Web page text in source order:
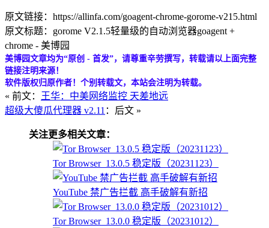
原文链接：https://allinfa.com/goagent-chrome-gorome-v215.html
原文标题：gorome V2.1.5轻量级的自动浏览器goagent +
chrome - 美博园
美博园文章均为“原创 - 首发”，请尊重辛劳撰写，转载请以上面完整
链接注明来源！
软件版权归原作者！个别转载文，本站会注明为转载。
« 前文：
王华：中美网络监控 天差地远
超级大傻瓜代理器 v2.11 ：后文 »
关注更多相关文章：
Tor Browser_13.0.5 稳定版（20231123）
YouTube 禁广告拦截 高手破解有新招
Tor Browser_13.0.0 稳定版（20231012）